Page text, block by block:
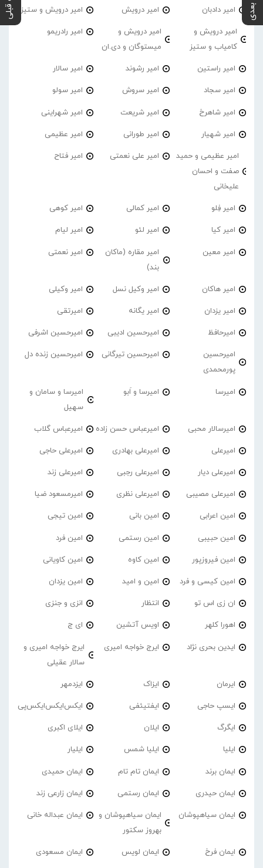
امیر دادبان امیر درویش امیر درویش و ستیز
امیر درویش و
کامیاب و ستیز
امیر درویش و
میستوگان و دی.ان
امیر رادریمو
امیر راستین امیر رشوند امیر سالار
امیر سجاد امیر سروش امیر سولو
امیر شاهرخ امیر شریعت امیر شهراینی
امیر شهیار امیر طورانی امیر عظیمی
امیر عظیمی و حمید
صفت و احسان
علیخانی
امیر علی نعمتی امیر فتاح
امیر فِلو امیر کمالی امیر کوهی
امیر کیا امیر لئو امیر لیام
امیر معین
امیر مقاره (ماکان
بند)
امیر نعمتی
امیر هاکان امیر وکیل نسل امیر وکیلی
امیر یزدان امیر یگانه امیرتقی
امیرحافظ امیرحسین ادیبی امیرحسین اشرفی
امیرحسین
پورمحمدی
امیرحسین تیرگانی امیرحسین زنده دل
امیرسا امیرسا و اَبو
امیرسا و سامان و
سهیل
امیرسالار محبی امیرعباس حسن زاده امیرعباس گلاب
امیرعلی امیرعلی بهادری امیرعلی حاجی
امیرعلی دیار امیرعلی رجبی امیرعلی زند
امیرعلی مصیبی امیرعلی نظری امیرمسعود ضیا
امین اعرابی امین بانی امین تیجی
امین حبیبی امین رستمی امین فرد
امین فیروزپور امین کاوه امین کاویانی
امین کیسی و فرد امین و امید امین یزدان
ان زی اس تو انتظار انزی و جنزی
اهورا کلهر اویس آتشین ای ج
ایدین بحری نژاد ایرج خواجه امیری
ایرج خواجه امیری و
سالار عقیلی
ایرمان ایزاک ایزدمهر
ایسپ حاجی ایفتیئفی ایکس‌ایکس‌ایکس‌پی
ایگرگ ایلان ایلای اکبری
ایلیا ایلیا شمس ایلیار
ایمان برند ایمان تام تام ایمان حمیدی
ایمان حیدری ایمان رستمی ایمان زارعی زند
ایمان سیاهپوشان
ایمان سیاهپوشان و
بهروز سکتور
ایمان عبداله خانی
ایمان فرخ ایمان لویس ایمان مسعودی